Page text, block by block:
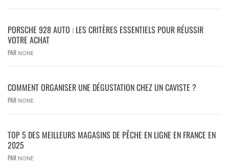
PORSCHE 928 AUTO : LES CRITÈRES ESSENTIELS POUR RÉUSSIR
VOTRE ACHAT
PAR NONE
COMMENT ORGANISER UNE DÉGUSTATION CHEZ UN CAVISTE ?
PAR NONE
TOP 5 DES MEILLEURS MAGASINS DE PÊCHE EN LIGNE EN FRANCE EN
2025
PAR NONE